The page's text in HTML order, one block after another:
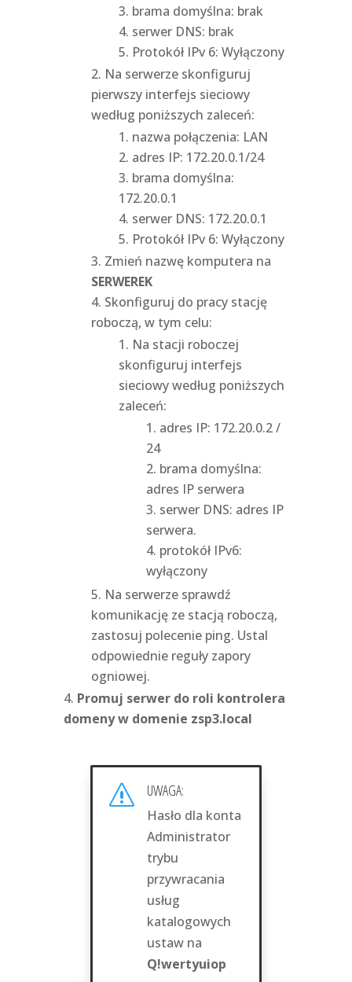
brama domyślna: brak
serwer DNS: brak
Protokół IPv 6: Wyłączony
Na serwerze skonfiguruj
pierwszy interfejs sieciowy
według poniższych zaleceń:
nazwa połączenia: LAN
adres IP: 172.20.0.1/24
brama domyślna:
172.20.0.1
serwer DNS: 172.20.0.1
Protokół IPv 6: Wyłączony
Zmień nazwę komputera na
SERWEREK
Skonfiguruj do pracy stację
roboczą, w tym celu:
Na stacji roboczej
skonfiguruj interfejs
sieciowy według poniższych
zaleceń:
adres IP: 172.20.0.2 /
24
brama domyślna:
adres IP serwera
serwer DNS: adres IP
serwera.
protokół IPv6:
wyłączony
Na serwerze sprawdź
komunikację ze stacją roboczą,
zastosuj polecenie ping. Ustal
odpowiednie reguły zapory
ogniowej.
Promuj serwer do roli kontrolera
domeny w domenie zsp3.local
s UWAGA:
Hasło dla konta
Administrator
trybu
przywracania
usług
katalogowych
ustaw na
Q!wertyuiop